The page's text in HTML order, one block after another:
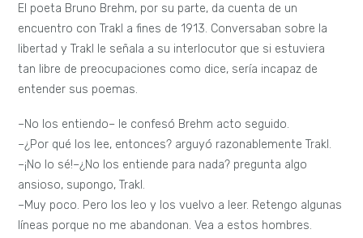
El poeta Bruno Brehm, por su parte, da cuenta de un
encuentro con Trakl a fines de 1913. Conversaban sobre la
libertad y Trakl le señala a su interlocutor que si estuviera
tan libre de preocupaciones como dice, sería incapaz de
entender sus poemas.
–No los entiendo– le confesó Brehm acto seguido.
–¿Por qué los lee, entonces? arguyó razonablemente Trakl.
–¡No lo sé!–¿No los entiende para nada? pregunta algo
ansioso, supongo, Trakl.
–Muy poco. Pero los leo y los vuelvo a leer. Retengo algunas
líneas porque no me abandonan. Vea a estos hombres.